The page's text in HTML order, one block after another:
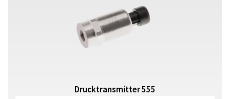
Drucktransmitter 555